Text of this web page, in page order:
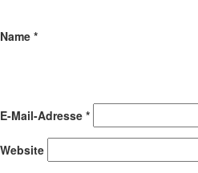
Name *
E-Mail-Adresse *
Website